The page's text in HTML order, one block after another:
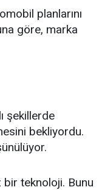
planlarını
göre, marka
şekillerde
bekliyordu.
bir teknoloji. Bunu